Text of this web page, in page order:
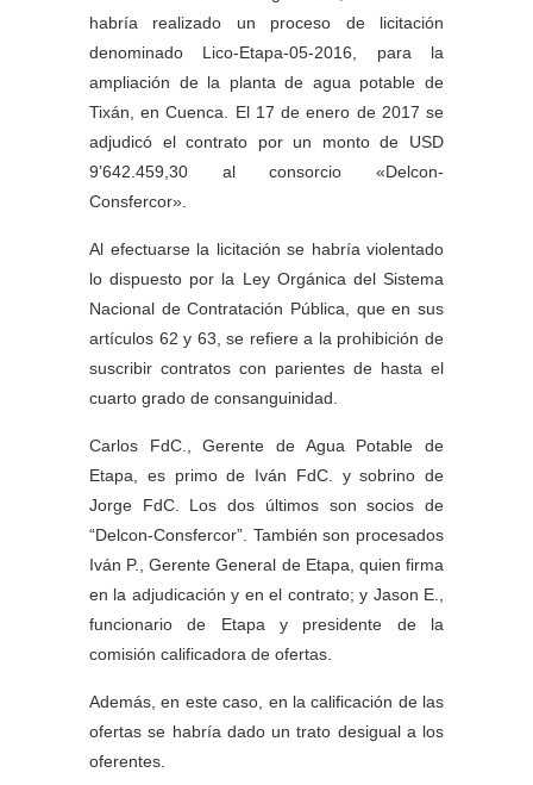
habría realizado un proceso de licitación
denominado Lico-Etapa-05-2016, para la
ampliación de la planta de agua potable de
Tixán, en Cuenca. El 17 de enero de 2017 se
adjudicó el contrato por un monto de USD
9’642.459,30 al consorcio «Delcon-
Consfercor».
Al efectuarse la licitación se habría violentado
lo dispuesto por la Ley Orgánica del Sistema
Nacional de Contratación Pública, que en sus
artículos 62 y 63, se refiere a la prohibición de
suscribir contratos con parientes de hasta el
cuarto grado de consanguinidad.
Carlos FdC., Gerente de Agua Potable de
Etapa, es primo de Iván FdC. y sobrino de
Jorge FdC. Los dos últimos son socios de
“Delcon-Consfercor”. También son procesados
Iván P., Gerente General de Etapa, quien firma
en la adjudicación y en el contrato; y Jason E.,
funcionario de Etapa y presidente de la
comisión calificadora de ofertas.
Además, en este caso, en la calificación de las
ofertas se habría dado un trato desigual a los
oferentes.